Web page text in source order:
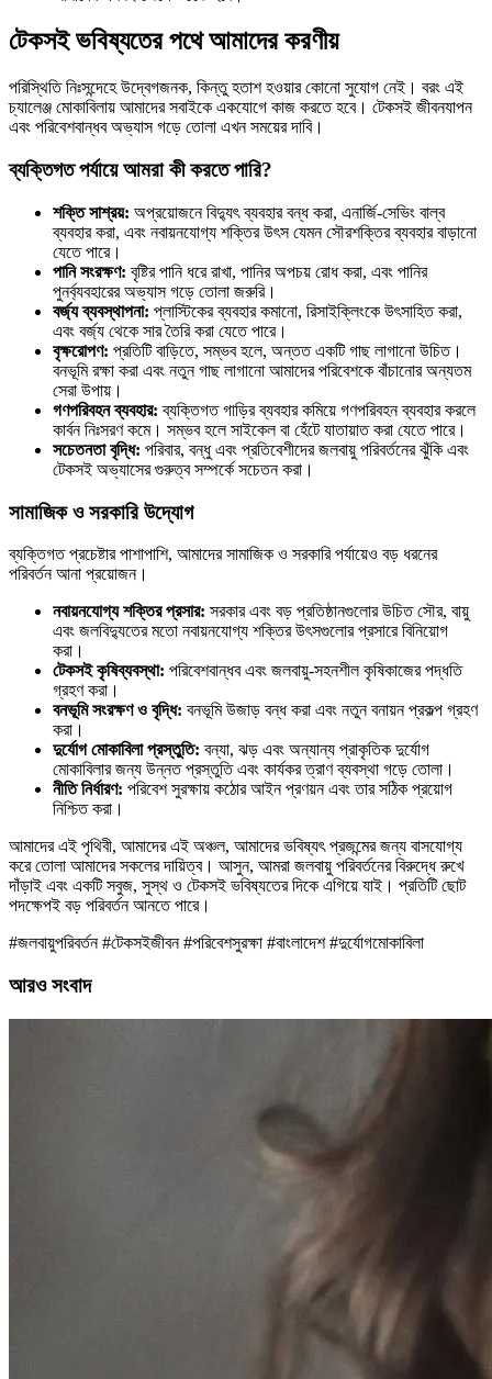
টেকসই ভবিষ্যতের পথে আমাদের করণীয়
পরিস্থিতি নিঃসন্দেহে উদ্বেগজনক, কিন্তু হতাশ হওয়ার কোনো সুযোগ নেই। বরং এই
চ্যালেঞ্জ মোকাবিলায় আমাদের সবাইকে একযোগে কাজ করতে হবে। টেকসই জীবনযাপন
এবং পরিবেশবান্ধব অভ্যাস গড়ে তোলা এখন সময়ের দাবি।
ব্যক্তিগত পর্যায়ে আমরা কী করতে পারি?
শক্তি সাশ্রয়: অপ্রয়োজনে বিদ্যুৎ ব্যবহার বন্ধ করা, এনার্জি-সেভিং বাল্ব
ব্যবহার করা, এবং নবায়নযোগ্য শক্তির উৎস যেমন সৌরশক্তির ব্যবহার বাড়ানো
যেতে পারে।
পানি সংরক্ষণ: বৃষ্টির পানি ধরে রাখা, পানির অপচয় রোধ করা, এবং পানির
পুনর্ব্যবহারের অভ্যাস গড়ে তোলা জরুরি।
বর্জ্য ব্যবস্থাপনা: প্লাস্টিকের ব্যবহার কমানো, রিসাইক্লিংকে উৎসাহিত করা,
এবং বর্জ্য থেকে সার তৈরি করা যেতে পারে।
বৃক্ষরোপণ: প্রতিটি বাড়িতে, সম্ভব হলে, অন্তত একটি গাছ লাগানো উচিত।
বনভূমি রক্ষা করা এবং নতুন গাছ লাগানো আমাদের পরিবেশকে বাঁচানোর অন্যতম
সেরা উপায়।
গণপরিবহন ব্যবহার: ব্যক্তিগত গাড়ির ব্যবহার কমিয়ে গণপরিবহন ব্যবহার করলে
কার্বন নিঃসরণ কমে। সম্ভব হলে সাইকেল বা হেঁটে যাতায়াত করা যেতে পারে।
সচেতনতা বৃদ্ধি: পরিবার, বন্ধু এবং প্রতিবেশীদের জলবায়ু পরিবর্তনের ঝুঁকি এবং
টেকসই অভ্যাসের গুরুত্ব সম্পর্কে সচেতন করা।
সামাজিক ও সরকারি উদ্যোগ
ব্যক্তিগত প্রচেষ্টার পাশাপাশি, আমাদের সামাজিক ও সরকারি পর্যায়েও বড় ধরনের
পরিবর্তন আনা প্রয়োজন।
নবায়নযোগ্য শক্তির প্রসার: সরকার এবং বড় প্রতিষ্ঠানগুলোর উচিত সৌর, বায়ু
এবং জলবিদ্যুতের মতো নবায়নযোগ্য শক্তির উৎসগুলোর প্রসারে বিনিয়োগ
করা।
টেকসই কৃষিব্যবস্থা: পরিবেশবান্ধব এবং জলবায়ু-সহনশীল কৃষিকাজের পদ্ধতি
গ্রহণ করা।
বনভূমি সংরক্ষণ ও বৃদ্ধি: বনভূমি উজাড় বন্ধ করা এবং নতুন বনায়ন প্রকল্প গ্রহণ
করা।
দুর্যোগ মোকাবিলা প্রস্তুতি: বন্যা, ঝড় এবং অন্যান্য প্রাকৃতিক দুর্যোগ
মোকাবিলার জন্য উন্নত প্রস্তুতি এবং কার্যকর ত্রাণ ব্যবস্থা গড়ে তোলা।
নীতি নির্ধারণ: পরিবেশ সুরক্ষায় কঠোর আইন প্রণয়ন এবং তার সঠিক প্রয়োগ
নিশ্চিত করা।
আমাদের এই পৃথিবী, আমাদের এই অঞ্চল, আমাদের ভবিষ্যৎ প্রজন্মের জন্য বাসযোগ্য
করে তোলা আমাদের সকলের দায়িত্ব। আসুন, আমরা জলবায়ু পরিবর্তনের বিরুদ্ধে রুখে
দাঁড়াই এবং একটি সবুজ, সুস্থ ও টেকসই ভবিষ্যতের দিকে এগিয়ে যাই। প্রতিটি ছোট
পদক্ষেপই বড় পরিবর্তন আনতে পারে।
#জলবায়ুপরিবর্তন #টেকসইজীবন #পরিবেশসুরক্ষা #বাংলাদেশ #দুর্যোগমোকাবিলা
আরও সংবাদ